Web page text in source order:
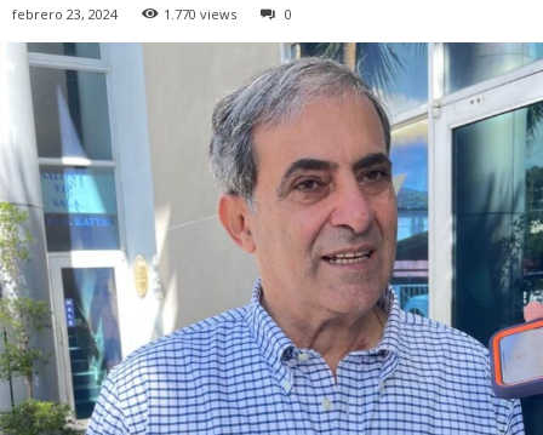
febrero 23, 2024 1.770 views 0